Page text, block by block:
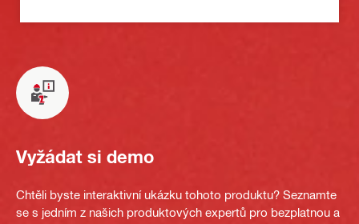
Vyžádat si demo
Chtěli byste interaktivní ukázku tohoto produktu? Seznamte
se s jedním z našich produktových expertů pro bezplatnou a